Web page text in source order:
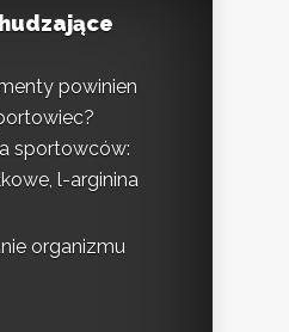
powinien
sportowców:
l-arginina
organizmu